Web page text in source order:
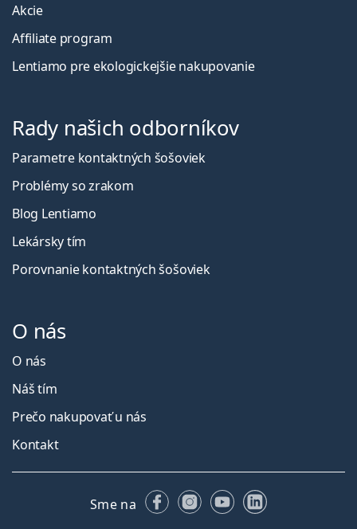
Akcie
Affiliate program
Lentiamo pre ekologickejšie nakupovanie
Rady našich odborníkov
Parametre kontaktných šošoviek
Problémy so zrakom
Blog Lentiamo
Lekársky tím
Porovnanie kontaktných šošoviek
O nás
O nás
Náš tím
Prečo nakupovať u nás
Kontakt
Sme na FacebookuInstagrame
YouTubeLinkedIn